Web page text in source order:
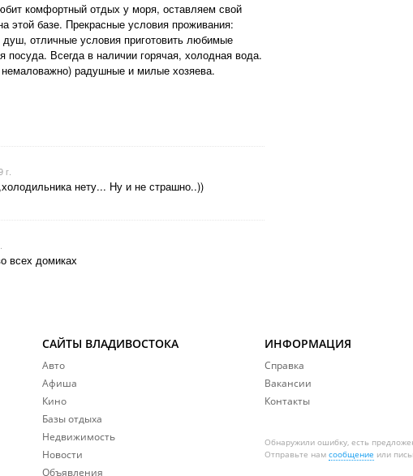
комфортный отдых у моря, оставляем свой
этой базе. Прекрасные условия проживания:
отличные условия приготовить любимые
Всегда в наличии горячая, холодная вода.
радушные и милые хозяева.
г.
нету... Ну и не страшно..))
всех домиках
САЙТЫ ВЛАДИВОСТОКА
Авто
Афиша
Кино
Базы отдыха
Недвижимость
Новости
Объявления
ИНФОРМАЦИЯ
Справка
Вакансии
Контакты
Обнаружили ошибку, есть
Отправьте нам сообщение или